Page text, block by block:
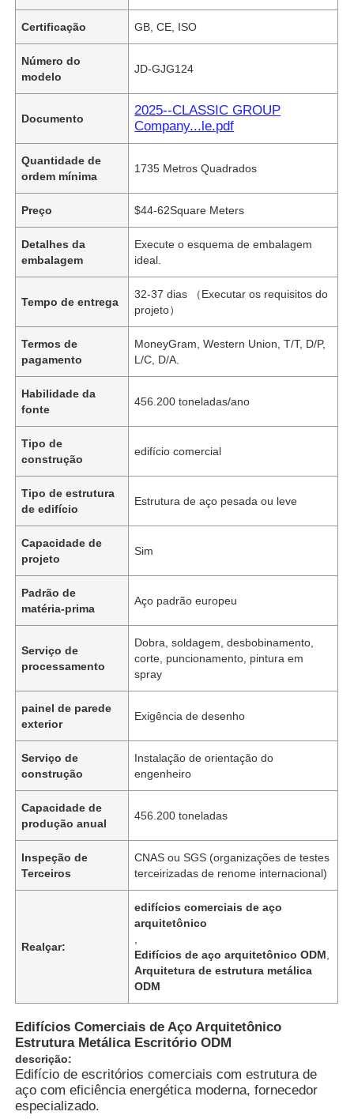
Produtos
Vídeos
Certificação GB, CE, ISO
Número do
modelo
JD-GJG124
Documento
2025--CLASSIC GROUP
Company...le.pdf
Quantidade de
ordem mínima
1735 Metros Quadrados
Preço $44-62Square Meters
Detalhes da
embalagem
Execute o esquema de embalagem
ideal.
Tempo de entrega
32-37 dias （Executar os requisitos do
projeto）
Termos de
pagamento
MoneyGram, Western Union, T/T, D/P,
L/C, D/A.
Habilidade da
fonte
456.200 toneladas/ano
Tipo de
construção
edifício comercial
Tipo de estrutura
de edifício
Estrutura de aço pesada ou leve
Capacidade de
projeto
Sim
Padrão de
matéria-prima
Aço padrão europeu
Serviço de
processamento
Dobra, soldagem, desbobinamento,
corte, puncionamento, pintura em
spray
painel de parede
exterior
Exigência de desenho
Serviço de
construção
Instalação de orientação do
engenheiro
Capacidade de
produção anual
456.200 toneladas
Inspeção de
Terceiros
CNAS ou SGS (organizações de testes
terceirizadas de renome internacional)
Realçar:
edifícios comerciais de aço
arquitetônico
Edifícios de aço arquitetônico ODM
Arquitetura de estrutura metálica
ODM
Edifícios Comerciais de Aço Arquitetônico
Estrutura Metálica Escritório ODM
descrição:
Edifício de escritórios comerciais com estrutura de
aço com eficiência energética moderna, fornecedor
especializado.